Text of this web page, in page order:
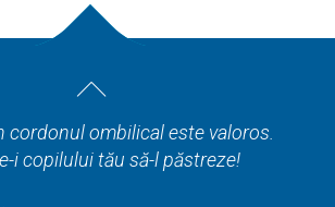
cordonul ombilical este valoros.
i copilului tău să-l păstreze!